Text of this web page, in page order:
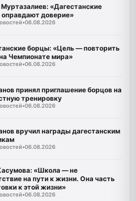
«Дагестанские
доверие»
•06.08.2026
борцы: «Цель — повторить
Чемпионате мира»
•06.08.2026
принял приглашение борцов на
тренировку
•06.08.2026
вручил награды дагестанским
•06.08.2026
«Школа — не
на пути к жизни. Она часть
к этой жизни»
•06.08.2026